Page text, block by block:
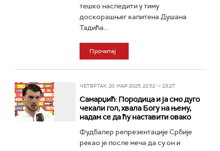
тешко наследити у тиму
доскорашњег капитена Душана
Тадића...
Прочитај
ЧЕТВРТАК, 20. МАР 2025, 22:52 -> 23:27
Самарџић: Породица и ја смо дуго
чекали гол, хвала Богу на њему,
надам се да ћу наставити овако
Фудбалер репрезентације Србије
рекао је после меча да су он и